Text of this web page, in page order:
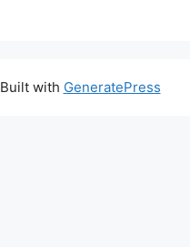
with GeneratePress